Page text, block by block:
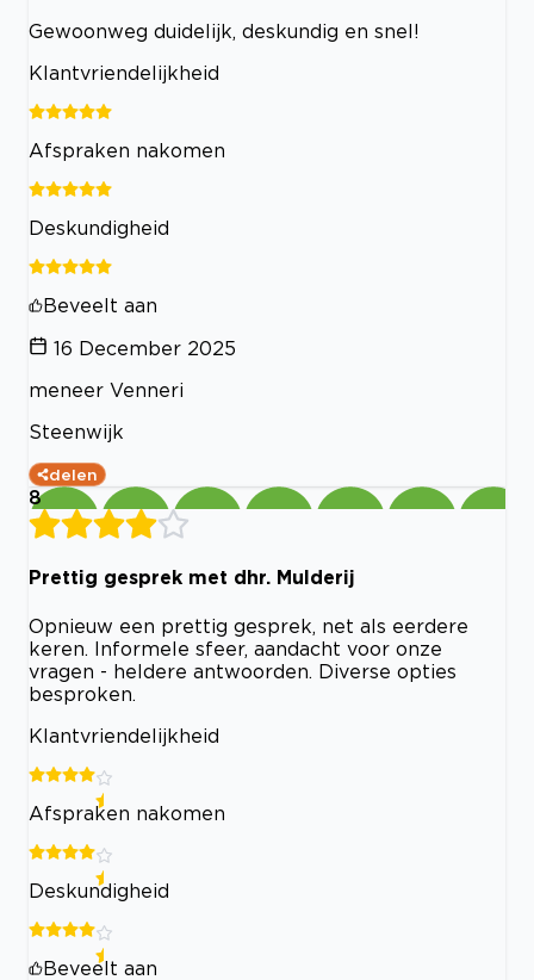
Gewoonweg duidelijk, deskundig en snel!
Klantvriendelijkheid
Afspraken nakomen
Deskundigheid
Beveelt aan
16 December 2025
meneer Venneri
Steenwijk
delen
8
Prettig gesprek met dhr. Mulderij
Opnieuw een prettig gesprek, net als eerdere
keren. Informele sfeer, aandacht voor onze
vragen - heldere antwoorden. Diverse opties
besproken.
Klantvriendelijkheid
Afspraken nakomen
Deskundigheid
Beveelt aan